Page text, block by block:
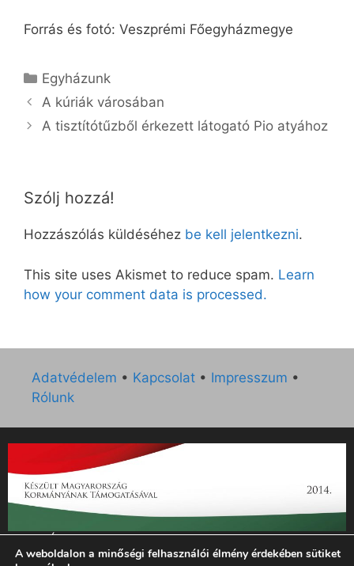
Forrás és fotó: Veszprémi Főegyházmegye
Kategória
Egyházunk
A kúriák városában
A tisztítótűzből érkezett látogató Pio atyához
Szólj hozzá!
Hozzászólás küldéséhez be kell jelentkezni.
This site uses Akismet to reduce spam. Learn
how your comment data is processed.
Adatvédelem • Kapcsolat • Impresszum •
Rólunk
„Az Új Ember katolikus hetilap 2014. évi működésének
támogatását az EGYH-KCP-14-P-0121 sz. támogatási
A weboldalon a minőségi felhasználói élmény érdekében sütiket